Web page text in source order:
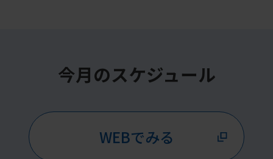
今月のスケジュール
WEBでみる
For
Central